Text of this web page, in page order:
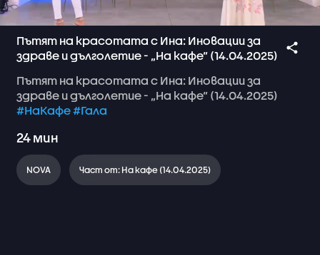
Пътят на красотата с Ина: Иновации за
здраве и дълголетие - „На кафе“ (14.04.2025)
Пътят на красотата с Ина: Иновацииза
здраве идълголетие - „На кафе“ (14.04.2025)
#НаКафе#Гала
24мин
NOVA Част от: На кафе (14.04.2025)